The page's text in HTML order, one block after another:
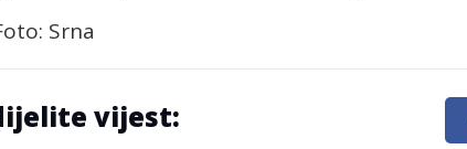
Srna
vijest: